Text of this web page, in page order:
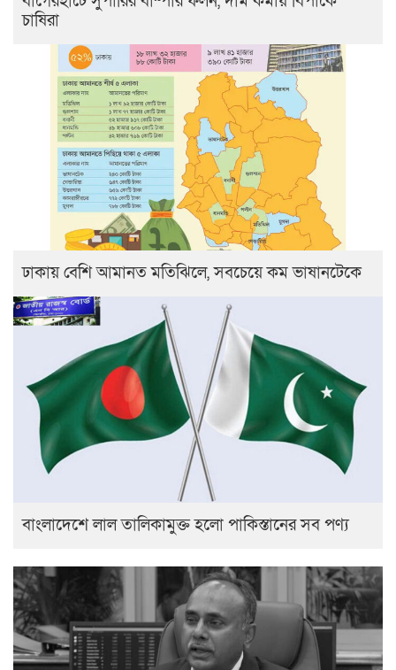
চাষিরা
ঢাকায় বেশি আমানত মতিঝিলে, সবচেয়ে কম ভাষানটেকে
বাংলাদেশে লাল তালিকামুক্ত হলো পাকিস্তানের সব পণ্য